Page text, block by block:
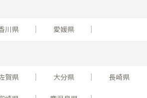
川県 愛媛県
賀県 大分県 長崎県